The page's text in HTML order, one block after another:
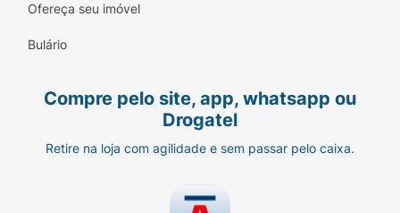
Ofereça seu imóvel
Bulário
Compre pelo site, app, whatsapp ou
Drogatel
Retire na loja com agilidade e sem passar pelo caixa.